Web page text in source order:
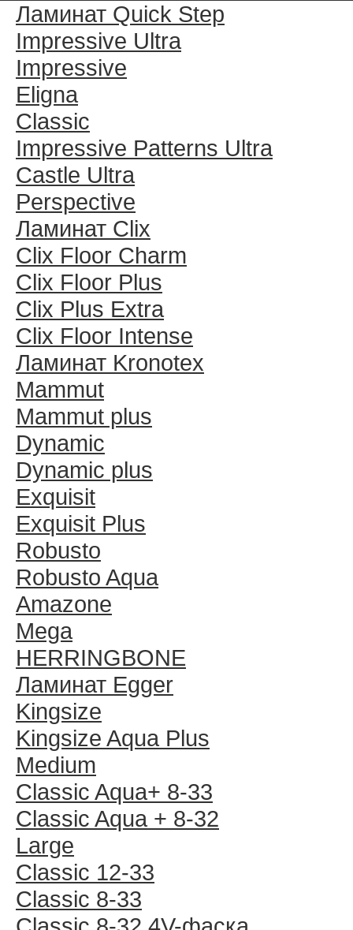
Ламинат Quick Step
Impressive Ultra
Impressive
Eligna
Classic
Impressive Patterns Ultra
Castle Ultra
Perspective
Ламинат Clix
Clix Floor Charm
Clix Floor Plus
Clix Plus Extra
Clix Floor Intense
Ламинат Kronotex
Mammut
Mammut plus
Dynamic
Dynamic plus
Exquisit
Exquisit Plus
Robusto
Robusto Aqua
Amazone
Mega
HERRINGBONE
Ламинат Egger
Kingsize
Kingsize Aqua Plus
Medium
Classic Aqua+ 8-33
Classic Aqua + 8-32
Large
Classic 12-33
Classic 8-33